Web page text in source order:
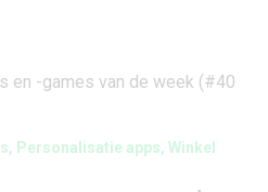
Personalisatie apps, Winkel